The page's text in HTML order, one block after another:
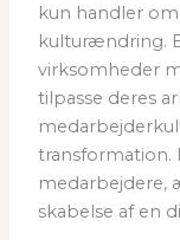
kun handler
kulturændring.
virksomheder
tilpasse deres
medarbejdere,
skabelse af en